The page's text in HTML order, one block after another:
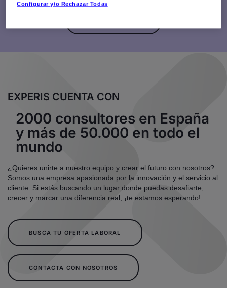
EXPERIS CUENTA CON
2000 consultores en España
y más de 50.000 en todo el
mundo
¿Quieres unirte a nuestro equipo y crear el futuro con nosotros?
Somos una empresa apasionada por la innovación y el servicio al
cliente. Si estás buscando un lugar donde puedas desafiarte,
crecer y marcar una diferencia real, ¡te estamos esperando!
BUSCA TU OFERTA LABORAL
CONTACTA CON NOSOTROS
Configurar y/o Rechazar Todas